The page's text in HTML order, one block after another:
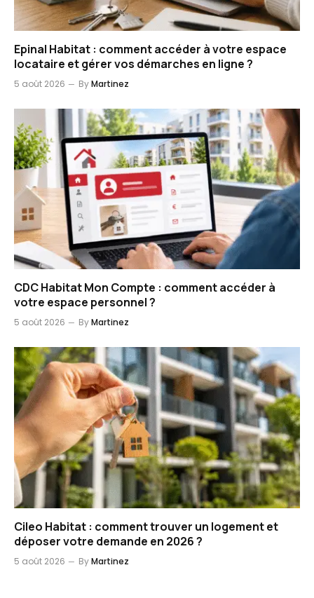
Epinal Habitat : comment accéder à votre espace
locataire et gérer vos démarches en ligne ?
5 août 2026 ByMartinez
CDC Habitat Mon Compte : comment accéder à
votre espace personnel ?
5 août 2026 ByMartinez
Cileo Habitat : comment trouver un logement et
déposer votre demande en 2026 ?
5 août 2026 ByMartinez